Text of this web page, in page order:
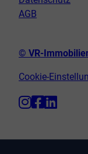
AGB
© VR-
Cookie-